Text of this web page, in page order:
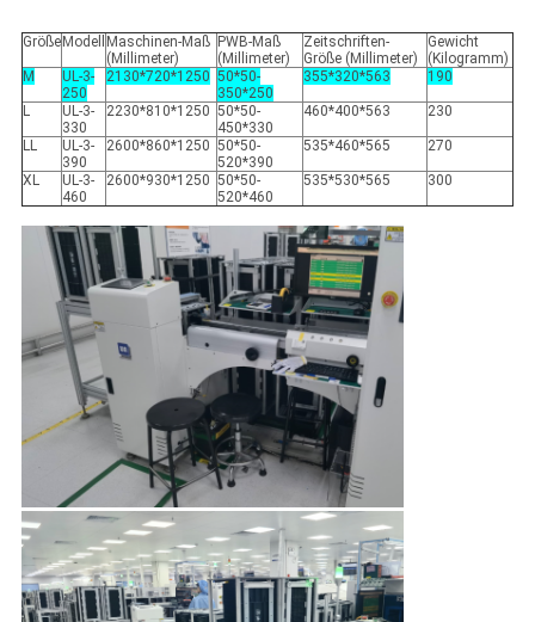
Größe Modell
Maschinen-Maß
(Millimeter)
PWB-Maß
(Millimeter)
Zeitschriften-
Größe (Millimeter)
Gewicht
(Kilogramm)
M
UL-3-
250
2130*720*1250 50*50-
350*250
355*320*563 190
L
UL-3-
330
2230*810*1250 50*50-
450*330
460*400*563 230
LL
UL-3-
390
2600*860*1250 50*50-
520*390
535*460*565 270
XL
UL-3-
460
2600*930*1250 50*50-
520*460
535*530*565 300